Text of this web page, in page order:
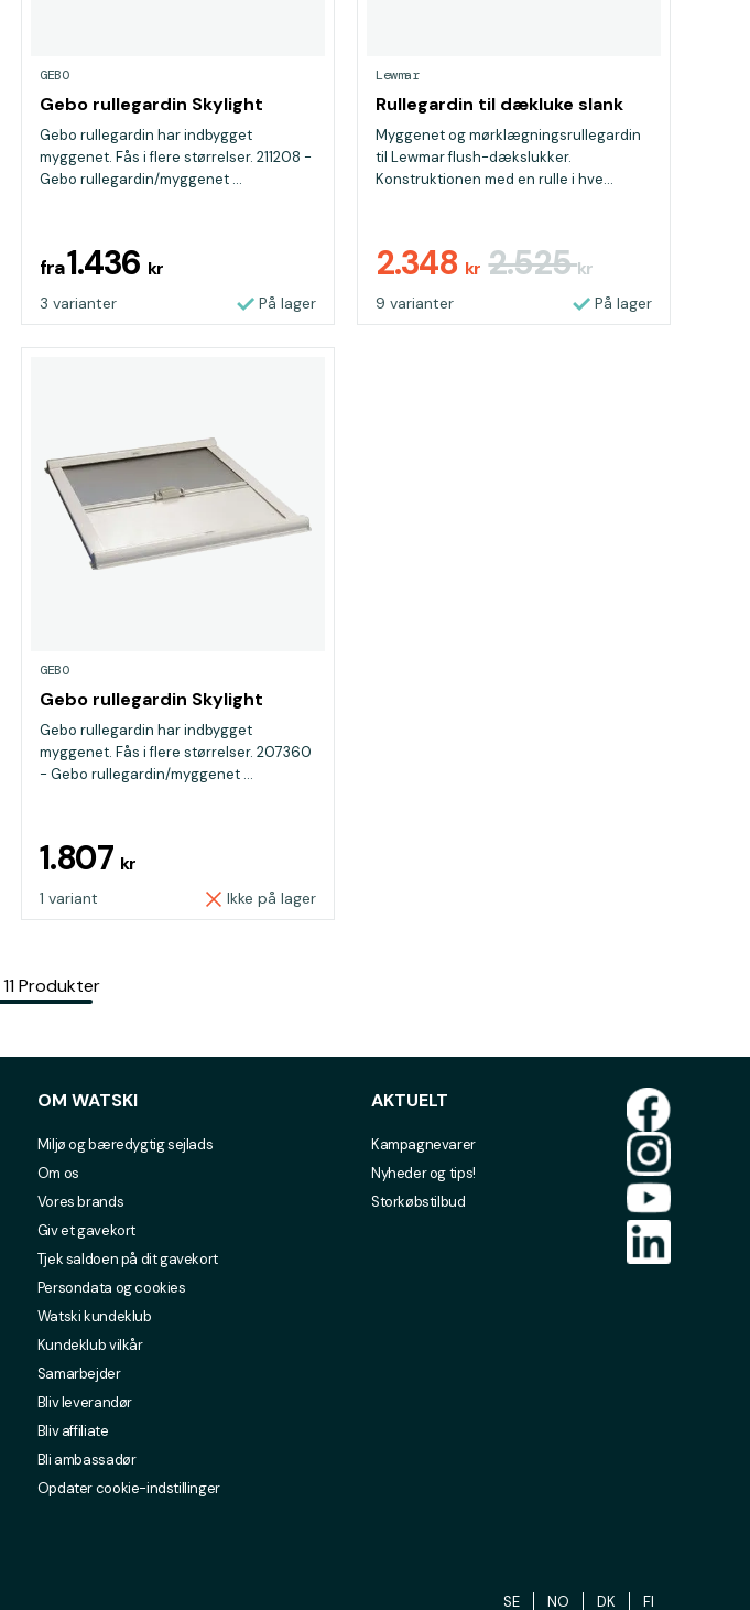
GEBO
Gebo rullegardin Skylight
Gebo rullegardin har indbygget
myggenet. Fås i flere størrelser. 211208 -
Gebo rullegardin/myggenet ...
fra1.436 kr
3 varianter På lager
Lewmar
Rullegardin til dækluke slank
Myggenet og mørklægningsrullegardin
til Lewmar flush-dækslukker.
Konstruktionen med en rulle i hve...
2.348 kr 2.525kr
9 varianter På lager
GEBO
Gebo rullegardin Skylight
Gebo rullegardin har indbygget
myggenet. Fås i flere størrelser. 207360
- Gebo rullegardin/myggenet ...
1.807 kr
1 variant Ikke på lager
11 Produkter
OM WATSKI
Miljø og bæredygtig sejlads
Om os
Vores brands
Giv et gavekort
Tjek saldoen på dit gavekort
Persondata og cookies
Watski kundeklub
Kundeklub vilkår
Samarbejder
Bliv leverandør
Bliv affiliate
Bli ambassadør
Opdater cookie-indstillinger
AKTUELT
Kampagnevarer
Nyheder og tips!
Storkøbstilbud
SE NO DK FI